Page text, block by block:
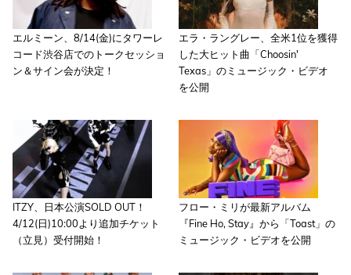
エルミーン、8/14(金)にタワーレ
コード渋谷店でのトークセッショ
ン＆サイン会が決定！
エラ・ラングレー、全米1位を獲得
した大ヒット曲「Choosin'
Texas」のミュージック・ビデオ
を公開
ITZY、日本公演SOLD OUT！
4/12(日)10:00より追加チケット
（立見）受付開始！
フロー・ミリが最新アルバム
『Fine Ho, Stay』から「Toast」の
ミュージック・ビデオを公開